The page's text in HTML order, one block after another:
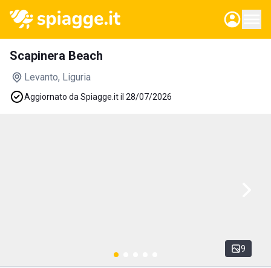
Scapinera Beach
Levanto, Liguria
Aggiornato da Spiagge.it il 28/07/2026
9